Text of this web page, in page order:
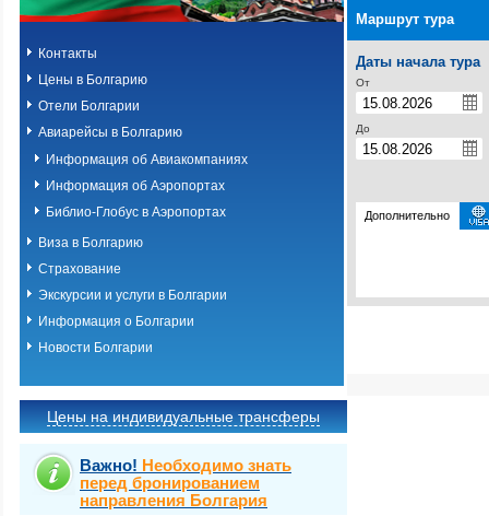
Контакты
Цены в Болгарию
Отели Болгарии
Авиарейсы в Болгарию
Информация об Авиакомпаниях
Информация об Аэропортах
Библио-Глобус в Аэропортах
Виза в Болгарию
Страхование
Экскурсии и услуги в Болгарии
Информация о Болгарии
Новости Болгарии
Цены на индивидуальные трансферы
Важно! Необходимо знать
перед бронированием
направления Болгария
Маршрут тура
Даты начала тура
От
До
Дополнительно
Виза